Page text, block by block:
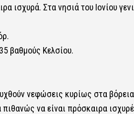
ισχυρά. Στα νησιά του Ιονίου
βαθμούς Κελσίου.
νεφώσεις κυρίως στα
να είναι πρόσκαιρα